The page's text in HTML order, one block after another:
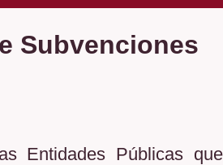
Subvenciones
Entidades Públicas que